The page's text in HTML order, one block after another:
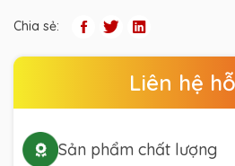
Chia sẻ:
Liên hệ
Sản phẩm chất lượng